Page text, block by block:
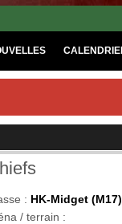
: HK-Midget (M17)
/ terrain :